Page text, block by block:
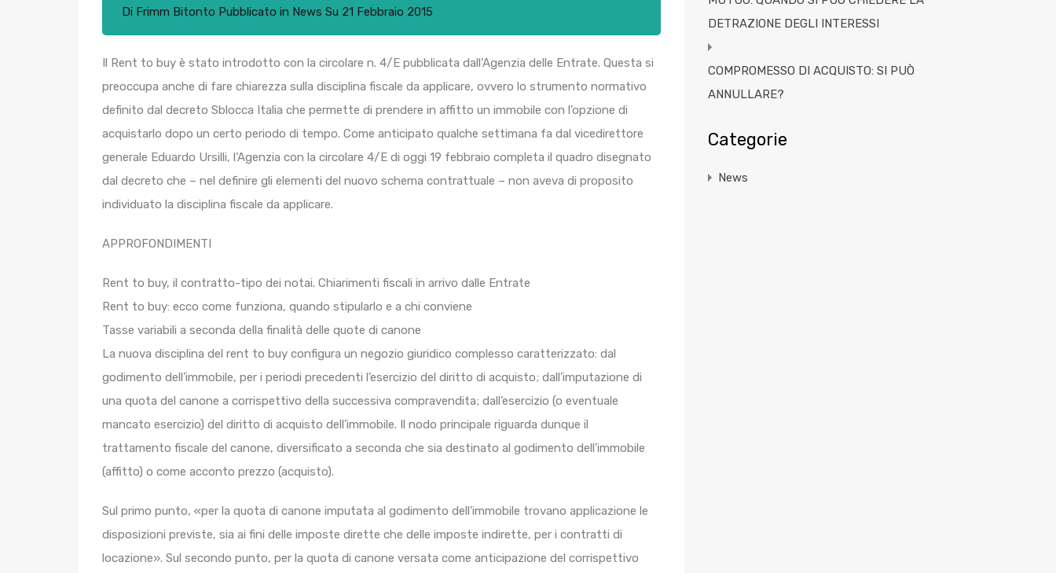
Di Frimm Bitonto Pubblicato in News Su 21 Febbraio 2015
Il Rent to buy è stato introdotto con la circolare n. 4/E pubblicata dall’Agenzia delle Entrate. Questa si
preoccupa anche di fare chiarezza sulla disciplina fiscale da applicare, ovvero lo strumento normativo
definito dal decreto Sblocca Italia che permette di prendere in affitto un immobile con l’opzione di
acquistarlo dopo un certo periodo di tempo. Come anticipato qualche settimana fa dal vicedirettore
generale Eduardo Ursilli, l’Agenzia con la circolare 4/E di oggi 19 febbraio completa il quadro disegnato
dal decreto che – nel definire gli elementi del nuovo schema contrattuale – non aveva di proposito
individuato la disciplina fiscale da applicare.
APPROFONDIMENTI
Rent to buy, il contratto-tipo dei notai. Chiarimenti fiscali in arrivo dalle Entrate
Rent to buy: ecco come funziona, quando stipularlo e a chi conviene
Tasse variabili a seconda della finalità delle quote di canone
La nuova disciplina del rent to buy configura un negozio giuridico complesso caratterizzato: dal
godimento dell’immobile, per i periodi precedenti l’esercizio del diritto di acquisto; dall’imputazione di
una quota del canone a corrispettivo della successiva compravendita; dall’esercizio (o eventuale
mancato esercizio) del diritto di acquisto dell’immobile. Il nodo principale riguarda dunque il
trattamento fiscale del canone, diversificato a seconda che sia destinato al godimento dell’immobile
(affitto) o come acconto prezzo (acquisto).
Sul primo punto, «per la quota di canone imputata al godimento dell’immobile trovano applicazione le
disposizioni previste, sia ai fini delle imposte dirette che delle imposte indirette, per i contratti di
locazione». Sul secondo punto, per la quota di canone versata come anticipazione del corrispettivo
DETRAZIONE DEGLI INTERESSI
COMPROMESSO DI ACQUISTO: SI PUÒ
ANNULLARE?
Categorie
News